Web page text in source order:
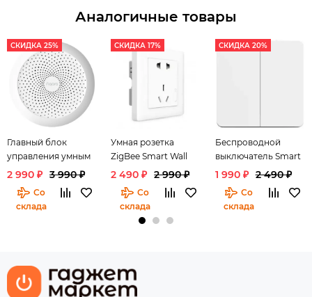
Аналогичные товары
СКИДКА 25%
Главный блок
управления умным
домом Aqara
2 990 ₽ 3 990 ₽
Со
склада
СКИДКА 17%
Умная розетка
ZigBee Smart Wall
Socket
2 490 ₽ 2 990 ₽
Со
склада
СКИДКА 20%
Беспроводной
выключатель Smart
Light Switch
1 990 ₽ 2 490 ₽
Со
склада